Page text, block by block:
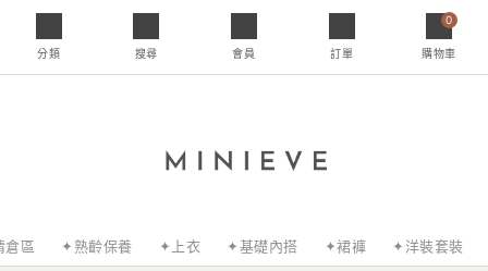
分類 搜尋 會員 訂單
0
購物車
倉區 ✦熟齡保養 ✦上衣 ✦基礎內搭 ✦裙褲 ✦洋裝套裝